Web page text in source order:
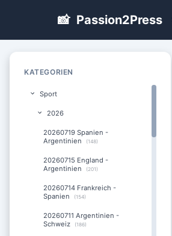
📸 Passion2Press
KATEGORIEN
Sport
2026
20260719 Spanien -
Argentinien
(148)
20260715 England -
Argentinien
(201)
20260714 Frankreich -
Spanien
(154)
20260711 Argentinien -
Schweiz
(186)